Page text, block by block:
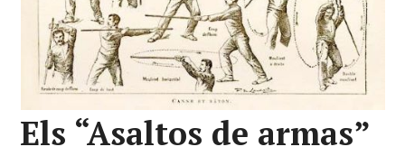
Els “Asaltos de armas”